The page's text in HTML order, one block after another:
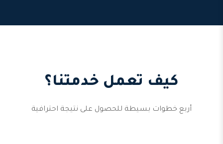
كيف تعمل خدمتنا؟
أربع خطوات بسيطة للحصول على نتيجة احترافية